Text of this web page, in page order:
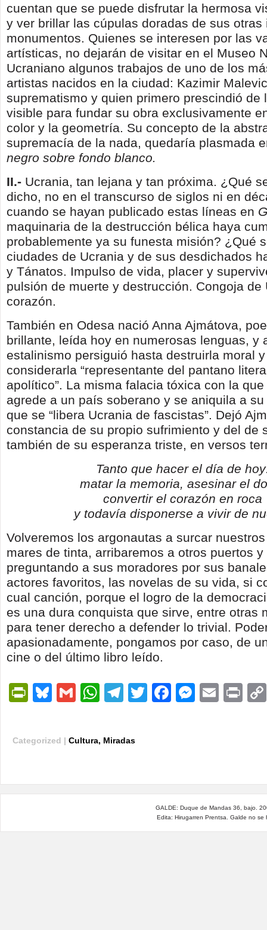
cuentan que se puede disfrutar la hermosa
y ver brillar las cúpulas doradas de sus otras
monumentos. Quienes se interesen por las
artísticas, no dejarán de visitar en el Museo
Ucraniano algunos trabajos de uno de los
artistas nacidos en la ciudad: Kazimir
suprematismo y quien primero prescindió de
visible para fundar su obra exclusivamente
color y la geometría. Su concepto de la
supremacía de la nada, quedaría plasmada
negro sobre fondo blanco.
II.- Ucrania, tan lejana y tan próxima. ¿Qué
dicho, no en el transcurso de siglos ni en
cuando se hayan publicado estas líneas en
maquinaria de la destrucción bélica haya
probablemente ya su funesta misión? ¿Qué
ciudades de Ucrania y de sus desdichados
y Tánatos. Impulso de vida, placer y
pulsión de muerte y destrucción. Congoja de
corazón.
También en Odesa nació Anna Ajmátova,
brillante, leída hoy en numerosas lenguas, y
estalinismo persiguió hasta destruirla moral
considerarla “representante del pantano
apolítico”. La misma falacia tóxica con la
agrede a un país soberano y se aniquila a
que se “libera Ucrania de fascistas”. Dejó
constancia de su propio sufrimiento y del de
también de su esperanza triste, en versos
Tanto que hacer el día de
matar la memoria, asesinar el
convertir el corazón en roca
y todavía disponerse a vivir de
Volveremos los argonautas a surcar
mares de tinta, arribaremos a otros puertos
preguntando a sus moradores por sus
actores favoritos, las novelas de su vida, si
cual canción, porque el logro de la
es una dura conquista que sirve, entre otras
para tener derecho a defender lo trivial.
apasionadamente, pongamos por caso, de
cine o del último libro leído.
PrintFriendly
Bluesky
GmailWhatsApp
Telegram
TwitterFacebook
Email
Categorized | Cultura, Miradas
GALDE: Duque de Mandas 36, bajo.
Edita: Hirugarren Prentsa. Galde no